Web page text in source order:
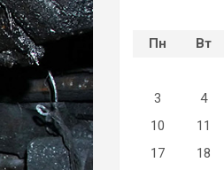
Пн
Вт
3
4
10
11
17
18